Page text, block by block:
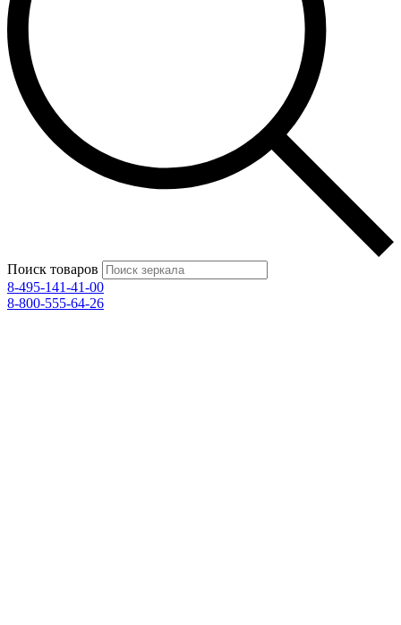
Поиск товаров
8-495-141-41-00
8-800-555-64-26